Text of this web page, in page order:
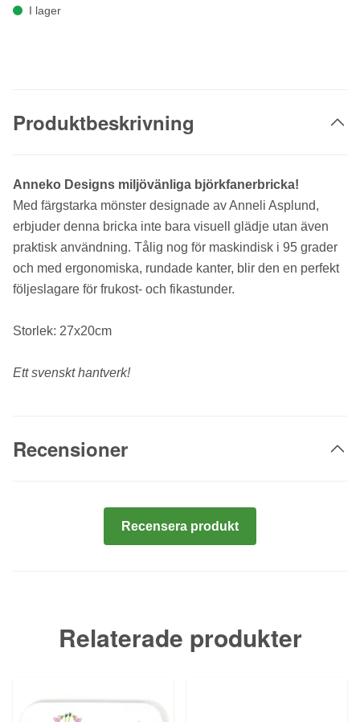
I lager
Produktbeskrivning
Anneko Designs miljövänliga björkfanerbricka!
Med färgstarka mönster designade av Anneli Asplund,
erbjuder denna bricka inte bara visuell glädje utan även
praktisk användning. Tålig nog för maskindisk i 95 grader
och med ergonomiska, rundade kanter, blir den en perfekt
följeslagare för frukost- och fikastunder.
Storlek: 27x20cm
Ett svenskt hantverk!
Recensioner
Recensera produkt
Relaterade produkter